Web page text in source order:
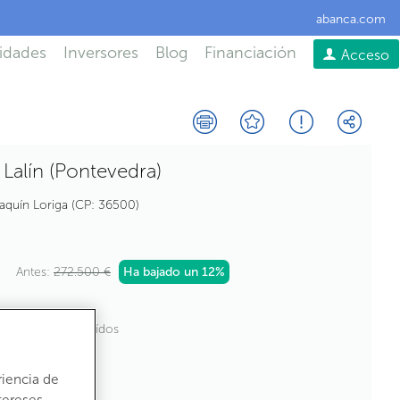
abanca.com
Inversores Blog Financiación Acceso
(Pontevedra)
Loriga CP: 36500
Antes: 272.500 € Ha bajado un 12%
construídos
de